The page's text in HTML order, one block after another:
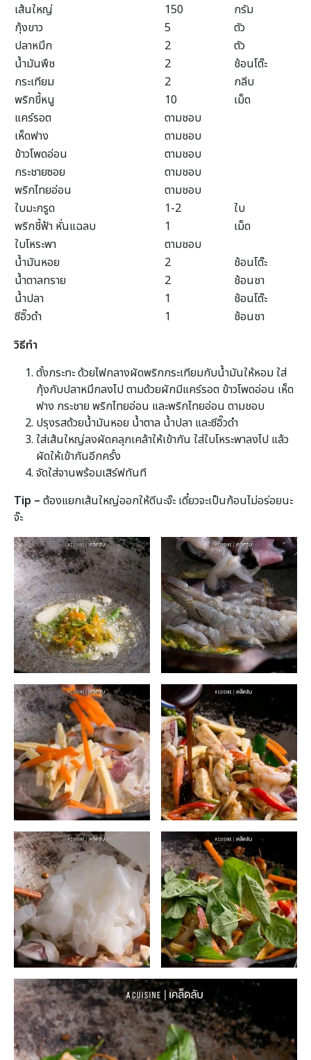
เส้นใหญ่
150
กรัม
กุ้งขาว
5
ตัว
ปลาหมึก
2
ตัว
น้ำมันพืช
2
ช้อนโต๊ะ
กระเทียม
2
กลีบ
พริกขี้หนู
10
เม็ด
แคร์รอต
ตามชอบ
เห็ดฟาง
ตามชอบ
ข้าวโพดอ่อน
ตามชอบ
กระชายซอย
ตามชอบ
พริกไทยอ่อน
ตามชอบ
ใบมะกรูด
1-2
ใบ
พริกชี้ฟ้า หั่นแฉลบ
1
เม็ด
ใบโหระพา
ตามชอบ
น้ำมันหอย
2
ช้อนโต๊ะ
น้ำตาลทราย
2
ช้อนชา
น้ำปลา
1
ช้อนโต๊ะ
ซีอิ๊วดำ
1
ช้อนชา
วิธีทำ
ตั้งกระทะ ด้วยไฟกลางผัดพริกกระเทียมกับน้ำมันให้หอม ใส่
กุ้งกับปลาหมึกลงไป ตามด้วยผักมีแคร์รอต ข้าวโพดอ่อน เห็ด
ฟาง กระชาย พริกไทยอ่อน และพริกไทยอ่อน ตามชอบ
ปรุงรสด้วยน้ำมันหอย น้ำตาล น้ำปลา และซีอิ๊วดำ
ใส่เส้นใหญ่ลงผัดคลุกเคล้าให้เข้ากัน ใส่ใบโหระพาลงไป แล้ว
ผัดให้เข้ากันอีกครั้ง
จัดใส่จานพร้อมเสิร์ฟทันที
Tip – ต้องแยกเส้นใหญ่ออกให้ดีนะจ๊ะ เดี๋ยวจะเป็นก้อนไม่อร่อยนะ
จ๊ะ